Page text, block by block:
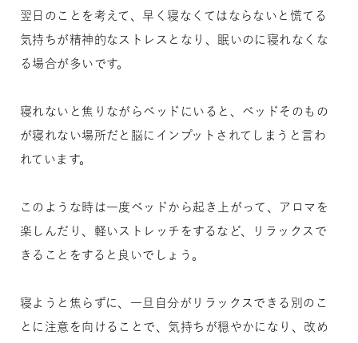
翌日のことを考えて、早く寝なくてはならないと慌てる
気持ちが精神的なストレスとなり、眠いのに寝れなくな
る場合が多いです。
寝れないと焦りながらベッドにいると、ベッドそのもの
が寝れない場所だと脳にインプットされてしまうと言わ
れています。
このような時は一度ベッドから起き上がって、アロマを
楽しんだり、軽いストレッチをするなど、リラックスで
きることをすると良いでしょう。
寝ようと焦らずに、一旦自分がリラックスできる別のこ
とに注意を向けることで、気持ちが穏やかになり、改め